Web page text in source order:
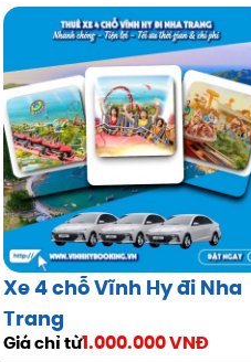
Xe 4 chỗ Vĩnh Hy đi Nha
Trang
Giá chỉ từ1.000.000 VNĐ